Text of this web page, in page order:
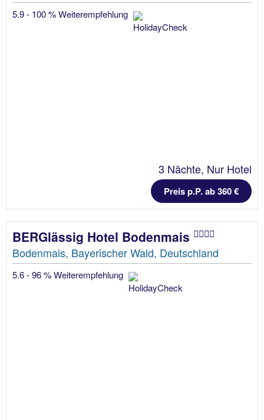
5.9 - 100 % Weiterempfehlung
3 Nächte, Nur Hotel
Preis p.P. ab 360 €
BERGlässig Hotel Bodenmais
Bodenmais, Bayerischer Wald, Deutschland
5.6 - 96 % Weiterempfehlung